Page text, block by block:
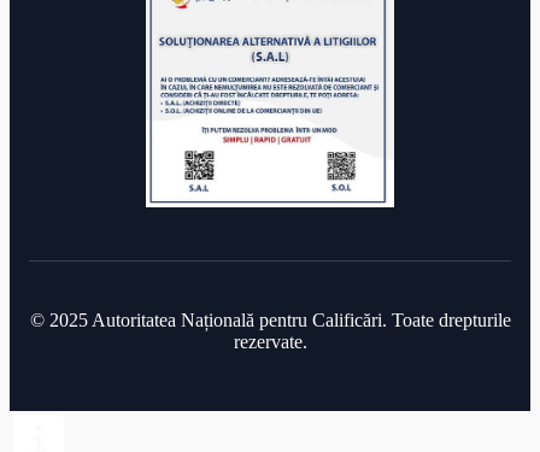
© 2025 Autoritatea Națională pentru Calificări. Toate drepturile
rezervate.